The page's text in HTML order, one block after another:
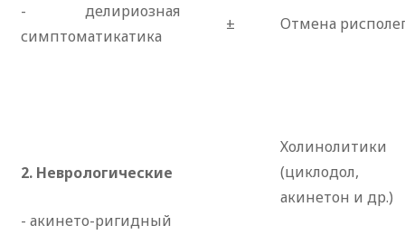
- делириозная
симптоматикатика
± Отмена
2. Неврологические
- акинето-ригидный
Холинолитики
(циклодол,
акинетон и др.)